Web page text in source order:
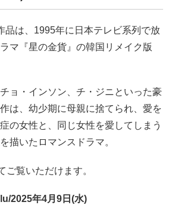
品は、1995年に日本テレビ系列で放
マ『星の金貨』の韓国リメイク版
ョ・インソン、チ・ジニといった豪
は、幼少期に母親に捨てられ、愛を
の女性と、同じ女性を愛してしまう
描いたロマンスドラマ。
ご覧いただけます。
2025年4月9日(水)